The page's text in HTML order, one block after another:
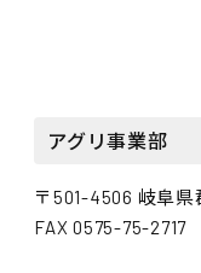
アグリ事業部
〒501-4506 岐阜
FAX 0575-75-2717